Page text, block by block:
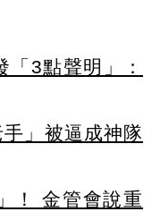
3點聲明」：
」被逼成神隊
！ 金管會說重